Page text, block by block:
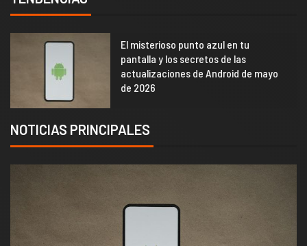
El misterioso punto azul en tu
pantalla y los secretos de las
actualizaciones de Android de mayo
de 2026
NOTICIAS PRINCIPALES